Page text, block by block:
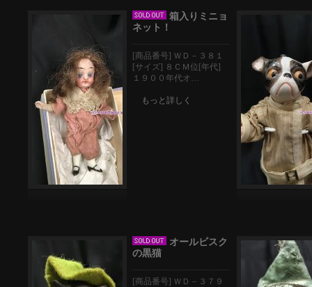
箱入りミニョ
ネット！
[商品番号] ＷＤ－３８１
[サイズ] ８ＣＭ位[年代]
１９００年代オ…
もっと詳しく
オールビスク
の黒猫
[商品番号] ＷＤ－３７９